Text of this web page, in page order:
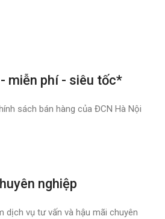
miễn phí - siêu tốc*
sách bán hàng của ĐCN Hà Nội
nghiệp
dịch vụ tư vấn và hậu mãi chuyên